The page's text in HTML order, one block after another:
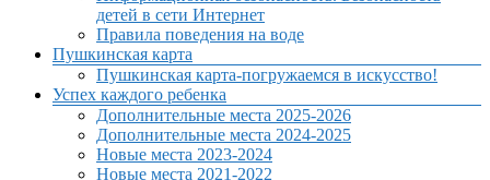
детей в сети Интернет
Правила поведения на воде
Пушкинская карта
Пушкинская карта-погружаемся в искусство!
Успех каждого ребенка
Дополнительные места 2025-2026
Дополнительные места 2024-2025
Новые места 2023-2024
Новые места 2021-2022